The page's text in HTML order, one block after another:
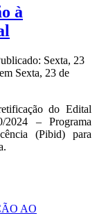
à
Sexta, 23
Sexta, 23 de
do Edital
2024 – Programa
(Pibid) para